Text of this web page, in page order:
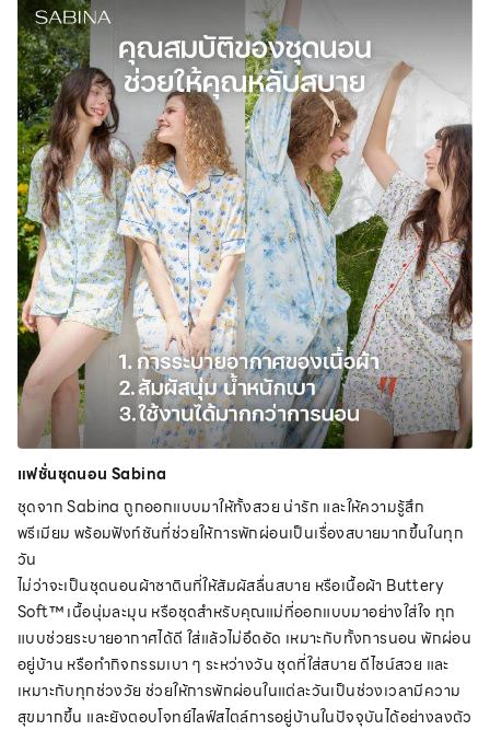
แฟชั่นชุดนอน Sabina
ชุดจาก Sabina ถูกออกแบบมาให้ทั้งสวย น่ารัก และให้ความรู้สึก
พรีเมียม พร้อมฟังก์ชันที่ช่วยให้การพักผ่อนเป็นเรื่องสบายมากขึ้นในทุก
วัน
ไม่ว่าจะเป็นชุดนอนผ้าซาตินที่ให้สัมผัสลื่นสบาย หรือเนื้อผ้า Buttery
Soft™ เนื้อนุ่มละมุน หรือชุดสำหรับคุณแม่ที่ออกแบบมาอย่างใส่ใจ ทุก
แบบช่วยระบายอากาศได้ดี ใส่แล้วไม่อึดอัด เหมาะกับทั้งการนอน พักผ่อน
อยู่บ้าน หรือทำกิจกรรมเบา ๆ ระหว่างวัน ชุดที่ใส่สบาย ดีไซน์สวย และ
เหมาะกับทุกช่วงวัย ช่วยให้การพักผ่อนในแต่ละวันเป็นช่วงเวลามีความ
สุขมากขึ้น และยังตอบโจทย์ไลฟ์สไตล์การอยู่บ้านในปัจจุบันได้อย่างลงตัว